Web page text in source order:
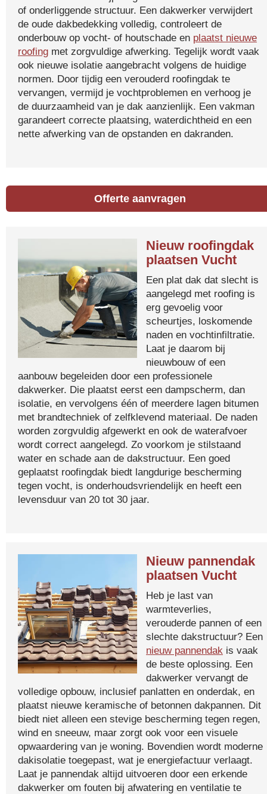
of onderliggende structuur. Een dakwerker verwijdert
de oude dakbedekking volledig, controleert de
onderbouw op vocht- of houtschade en plaatst nieuwe
roofing met zorgvuldige afwerking. Tegelijk wordt vaak
ook nieuwe isolatie aangebracht volgens de huidige
normen. Door tijdig een verouderd roofingdak te
vervangen, vermijd je vochtproblemen en verhoog je
de duurzaamheid van je dak aanzienlijk. Een vakman
garandeert correcte plaatsing, waterdichtheid en een
nette afwerking van de opstanden en dakranden.
Offerte aanvragen
Nieuw roofingdak
plaatsen Vucht
Een plat dak dat slecht is
aangelegd met roofing is
erg gevoelig voor
scheurtjes, loskomende
naden en vochtinfiltratie.
Laat je daarom bij
nieuwbouw of een
aanbouw begeleiden door een professionele
dakwerker. Die plaatst eerst een dampscherm, dan
isolatie, en vervolgens één of meerdere lagen bitumen
met brandtechniek of zelfklevend materiaal. De naden
worden zorgvuldig afgewerkt en ook de waterafvoer
wordt correct aangelegd. Zo voorkom je stilstaand
water en schade aan de dakstructuur. Een goed
geplaatst roofingdak biedt langdurige bescherming
tegen vocht, is onderhoudsvriendelijk en heeft een
levensduur van 20 tot 30 jaar.
Nieuw pannendak
plaatsen Vucht
Heb je last van
warmteverlies,
verouderde pannen of een
slechte dakstructuur? Een
nieuw pannendak is vaak
de beste oplossing. Een
dakwerker vervangt de
volledige opbouw, inclusief panlatten en onderdak, en
plaatst nieuwe keramische of betonnen dakpannen. Dit
biedt niet alleen een stevige bescherming tegen regen,
wind en sneeuw, maar zorgt ook voor een visuele
opwaardering van je woning. Bovendien wordt moderne
dakisolatie toegepast, wat je energiefactuur verlaagt.
Laat je pannendak altijd uitvoeren door een erkende
dakwerker om fouten bij afwatering en ventilatie te